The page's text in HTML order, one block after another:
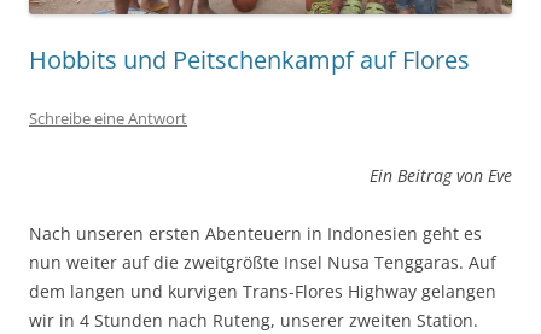
Hobbits und Peitschenkampf auf Flores
Schreibe eine Antwort
Ein Beitrag von Eve
Nach unseren ersten Abenteuern in Indonesien geht es
nun weiter auf die zweitgrößte Insel Nusa Tenggaras. Auf
dem langen und kurvigen Trans-Flores Highway gelangen
wir in 4 Stunden nach Ruteng, unserer zweiten Station.